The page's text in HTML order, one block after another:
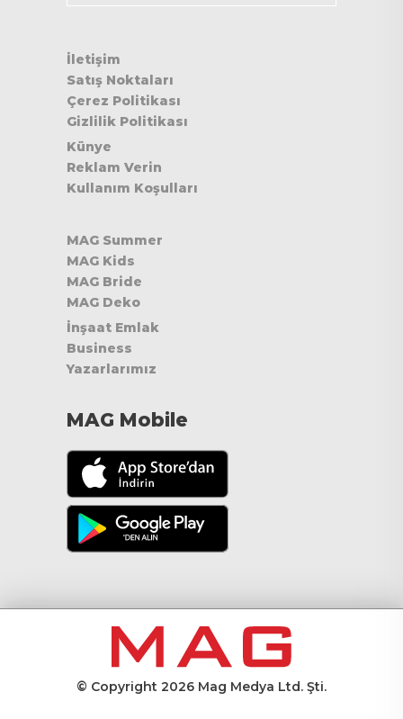
İletişim
Satış Noktaları
Çerez Politikası
Gizlilik Politikası
Künye
Reklam Verin
Kullanım Koşulları
MAG Summer
MAG Kids
MAG Bride
MAG Deko
İnşaat Emlak
Business
Yazarlarımız
MAG Mobile
© Copyright 2026 Mag Medya Ltd. Şti.